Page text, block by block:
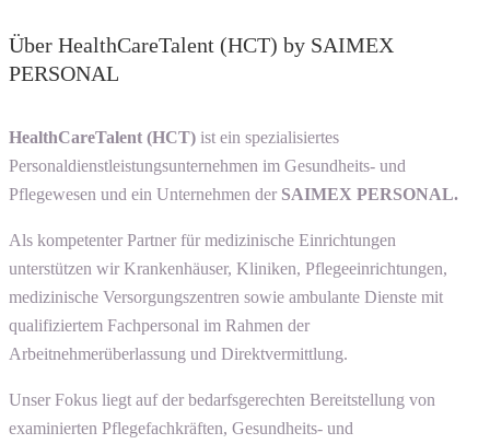
Über HealthCareTalent (HCT) by SAIMEX
PERSONAL
HealthCareTalent (HCT) ist ein spezialisiertes
Personaldienstleistungsunternehmen im Gesundheits- und
Pflegewesen und ein Unternehmen der SAIMEX PERSONAL.
Als kompetenter Partner für medizinische Einrichtungen
unterstützen wir Krankenhäuser, Kliniken, Pflegeeinrichtungen,
medizinische Versorgungszentren sowie ambulante Dienste mit
qualifiziertem Fachpersonal im Rahmen der
Arbeitnehmerüberlassung und Direktvermittlung.
Unser Fokus liegt auf der bedarfsgerechten Bereitstellung von
examinierten Pflegefachkräften, Gesundheits- und